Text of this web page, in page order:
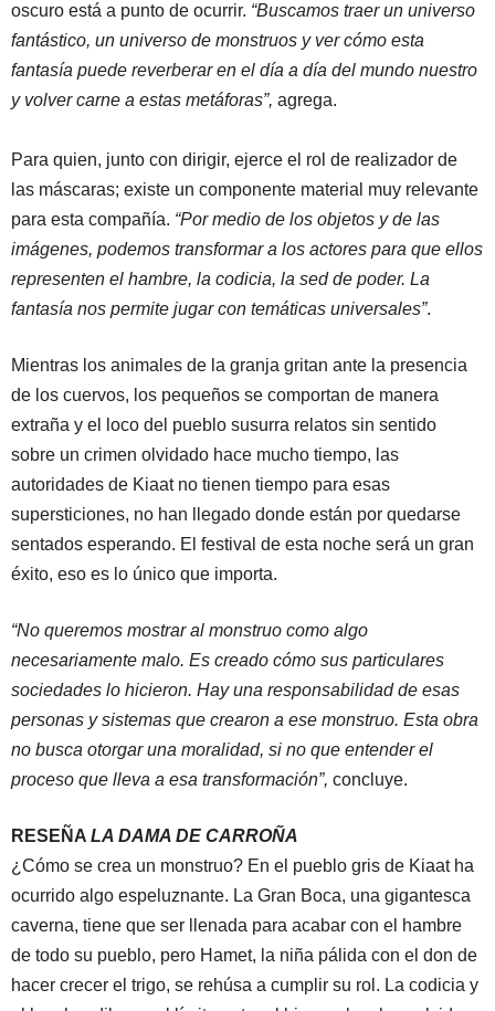
oscuro está a punto de ocurrir. “Buscamos traer un universo
fantástico, un universo de monstruos y ver cómo esta
fantasía puede reverberar en el día a día del mundo nuestro
y volver carne a estas metáforas”, agrega.
Para quien, junto con dirigir, ejerce el rol de realizador de
las máscaras; existe un componente material muy relevante
para esta compañía. “Por medio de los objetos y de las
imágenes, podemos transformar a los actores para que ellos
representen el hambre, la codicia, la sed de poder. La
fantasía nos permite jugar con temáticas universales”.
Mientras los animales de la granja gritan ante la presencia
de los cuervos, los pequeños se comportan de manera
extraña y el loco del pueblo susurra relatos sin sentido
sobre un crimen olvidado hace mucho tiempo, las
autoridades de Kiaat no tienen tiempo para esas
supersticiones, no han llegado donde están por quedarse
sentados esperando. El festival de esta noche será un gran
éxito, eso es lo único que importa.
“No queremos mostrar al monstruo como algo
necesariamente malo. Es creado cómo sus particulares
sociedades lo hicieron. Hay una responsabilidad de esas
personas y sistemas que crearon a ese monstruo. Esta obra
no busca otorgar una moralidad, si no que entender el
proceso que lleva a esa transformación”, concluye.
RESEÑA LA DAMA DE CARROÑA
¿Cómo se crea un monstruo? En el pueblo gris de Kiaat ha
ocurrido algo espeluznante. La Gran Boca, una gigantesca
caverna, tiene que ser llenada para acabar con el hambre
de todo su pueblo, pero Hamet, la niña pálida con el don de
hacer crecer el trigo, se rehúsa a cumplir su rol. La codicia y